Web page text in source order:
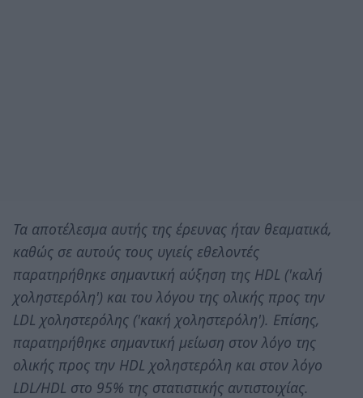
Τα αποτέλεσμα αυτής της έρευνας ήταν θεαματικά,
καθώς σε αυτούς τους υγιείς εθελοντές
παρατηρήθηκε σημαντική αύξηση της HDL ('καλή
χοληστερόλη') και του λόγου της ολικής προς την
LDL χοληστερόλης ('κακή χοληστερόλη'). Επίσης,
παρατηρήθηκε σημαντική μείωση στον λόγο της
ολικής προς την HDL χοληστερόλη και στον λόγο
LDL/HDL στο 95% της στατιστικής αντιστοιχίας.